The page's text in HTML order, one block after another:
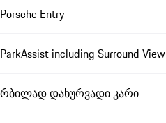
Porsche Entry
ParkAssist including Surround View
რბილად დახურვადი კარი